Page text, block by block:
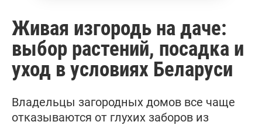
Живая изгородь на даче:
выбор растений, посадка и
уход в условиях Беларуси
Владельцы загородных домов все чаще
отказываются от глухих заборов из